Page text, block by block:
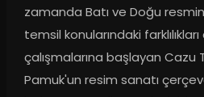
zamanda Batı ve Doğu
temsil konularındaki farklılıkları
çalışmalarına başlayan Cazu
Pamuk'un resim sanatı